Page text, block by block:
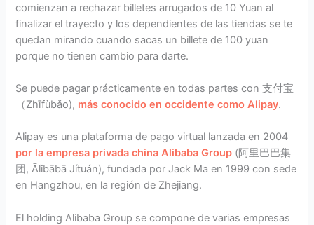
comienzan a rechazar billetes arrugados de 10 Yuan al
finalizar el trayecto y los dependientes de las tiendas se te
quedan mirando cuando sacas un billete de 100 yuan
porque no tienen cambio para darte.
Se puede pagar prácticamente en todas partes con 支付宝
（Zhīfùbǎo), más conocido en occidente como Alipay.
Alipay es una plataforma de pago virtual lanzada en 2004
por la empresa privada china Alibaba Group (阿里巴巴集
团, Ālǐbābā Jítuán), fundada por Jack Ma en 1999 con sede
en Hangzhou, en la región de Zhejiang.
El holding Alibaba Group se compone de varias empresas